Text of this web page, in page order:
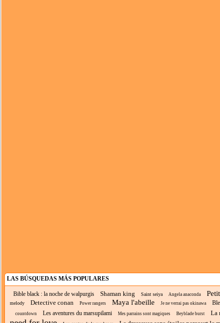
LAS BÚSQUEDAS MÁS POPULARES
Bible black : la noche de walpurgis Shaman king Saint seiya Angela anaconda
melody Detective conan Power rangers Maya l'abeille Je ne verrai pas okinawa
countdown Les aventures du marsupilami Mes parrains sont magiques Beyblade burst La